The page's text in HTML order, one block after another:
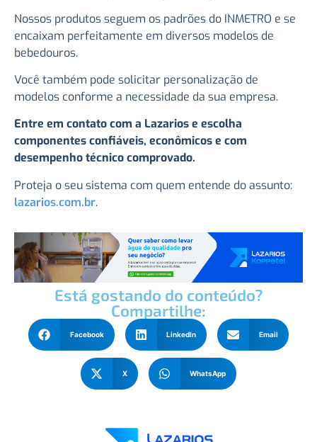
Nossos produtos seguem os padrões do INMETRO e se
encaixam perfeitamente em diversos modelos de
bebedouros.
Você também pode solicitar personalização de
modelos conforme a necessidade da sua empresa.
Entre em contato com a Lazarios e escolha
componentes confiáveis, econômicos e com
desempenho técnico comprovado.
Proteja o seu sistema com quem entende do assunto:
lazarios.com.br.
Está gostando do conteúdo?
Compartilhe:
Facebook LinkedIn Email
X WhatsApp